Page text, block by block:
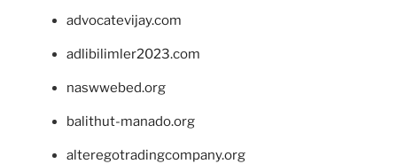
advocatevijay.com
adlibilimler2023.com
naswwebed.org
balithut-manado.org
alteregotradingcompany.org